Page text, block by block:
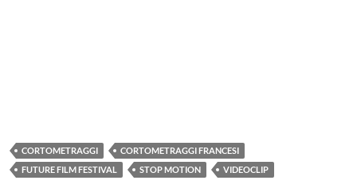
CORTOMETRAGGI
CORTOMETRAGGI FRANCESI
FUTURE FILM FESTIVAL
STOP MOTION VIDEOCLIP